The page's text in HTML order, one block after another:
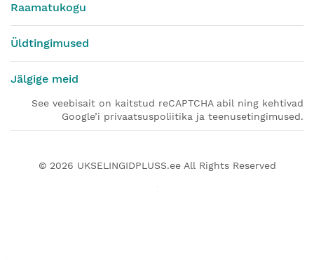
Raamatukogu
Üldtingimused
Jälgige meid
See veebisait on kaitstud reCAPTCHA abil ning kehtivad
Google’i privaatsuspoliitika ja teenusetingimused.
© 2026 UKSELINGIDPLUSS.eeAll Rights Reserved